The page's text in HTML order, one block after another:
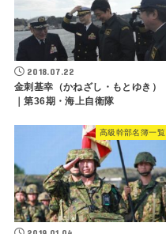
2018.07.22
金刺基幸（かねざし・もとゆき）
｜第36期・海上自衛隊
高級幹部名簿一覧